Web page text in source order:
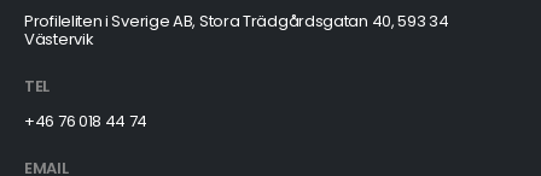
Profileliten i Sverige AB, Stora Trädgårdsgatan 40, 593 34
Västervik
TEL
+46 76 018 44 74
EMAIL